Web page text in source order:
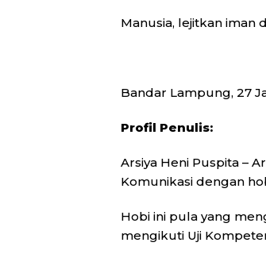
Manusia, lejitkan iman
Bandar Lampung, 27
Profil Penulis:
Arsiya Heni Puspita –
Komunikasi dengan
Hobi ini pula yang
mengikuti Uji